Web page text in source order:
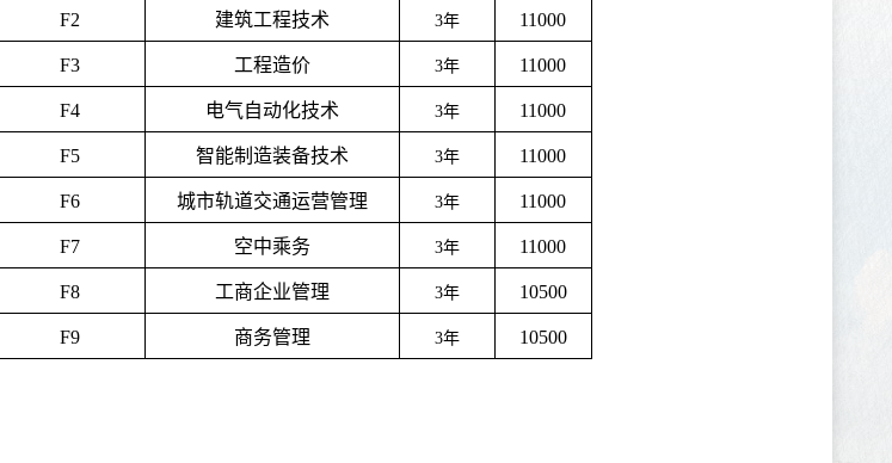
F2 建筑工程技术 3年 11000
F3 工程造价 3年 11000
F4 电气自动化技术 3年 11000
F5 智能制造装备技术 3年 11000
F6 城市轨道交通运营管理 3年 11000
F7 空中乘务 3年 11000
F8 工商企业管理 3年 10500
F9 商务管理 3年 10500